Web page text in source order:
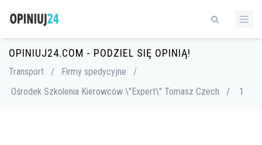
OPINIUJ24.COM - PODZIEL SIĘ OPINIĄ!
Transport / Firmy spedycyjne
/
Ośrodek Szkolenia Kierowców \"Expert\" Tomasz Czech
/ 1